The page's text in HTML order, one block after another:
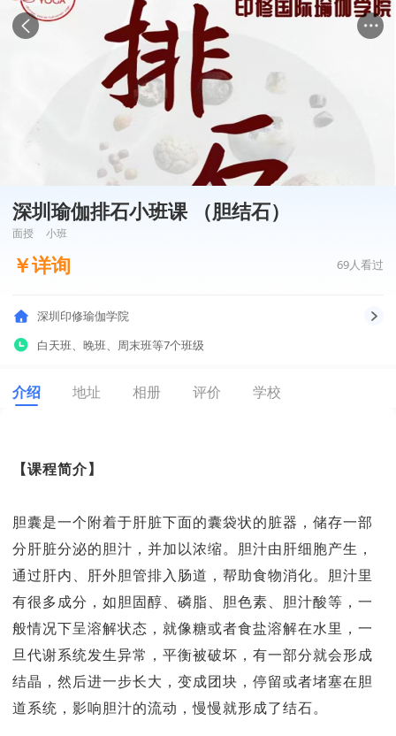
深圳瑜伽排石小班课 （胆结石）
面授 小班
￥详询 69人看过
深圳印修瑜伽学院
白天班
晚班 周末班等7个班级
介绍 地址 相册 评价 学校
【课程简介】
胆囊是一个附着于肝脏下面的囊袋状的脏器，储存一部
分肝脏分泌的胆汁，并加以浓缩。胆汁由肝细胞产生，
通过肝内、肝外胆管排入肠道，帮助食物消化。胆汁里
有很多成分，如胆固醇、磷脂、胆色素、胆汁酸等，一
般情况下呈溶解状态，就像糖或者食盐溶解在水里，一
旦代谢系统发生异常，平衡被破坏，有一部分就会形成
结晶，然后进一步长大，变成团块，停留或者堵塞在胆
道系统，影响胆汁的流动，慢慢就形成了结石。